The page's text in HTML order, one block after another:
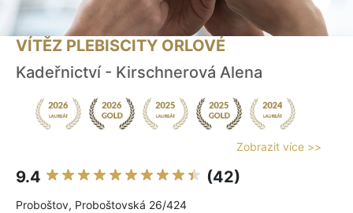
VÍTĚZ PLEBISCITY ORLOVÉ
Kadeřnictví - Kirschnerová Alena
Zobrazit více >>
9.4 (42)
Proboštov, Proboštovská 26/424